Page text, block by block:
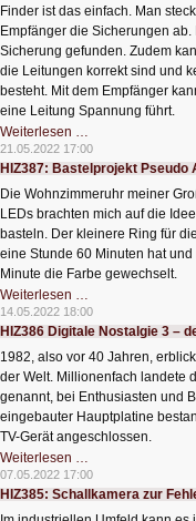
Finder ist das einfach. Man
Empfänger die Sicherungen
Sicherung gefunden. Zudem
die Leitungen korrekt sind und
besteht. Mit dem Empfänger
eine Leitung Spannung führt.
Weiterlesen …
Sicherungen
finden
leicht
21.05.2022 17:00
HIZ387: Bastelprojekt Pseudo
Die Wohnzimmeruhr meiner
LEDs brachten mich auf die
basteln. Der kleinere Ring für
eine Stunde 60 Minuten hat
Minute die Farbe gewechselt.
Weiterlesen …
Bastelprojekt
Pseudo
Analoguhr
14.05.2022 18:00
HIZ386 Digitale Nostalgie 3 –
1982, also vor 40 Jahren,
der Welt. Millionenfach landete
genannt, bei Enthusiasten und
eingebauter Hauptplatine
TV-Gerät angeschlossen.
Weiterlesen …
Digitale
Nostalgie
3
07.05.2022 17:00
HIZ385: Schallkamera zur